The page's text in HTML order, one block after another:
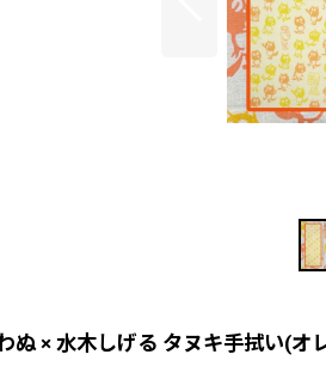
ぬ × 水木しげる タヌキ手拭い(オ